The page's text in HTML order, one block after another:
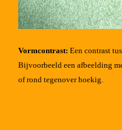
Vormcontrast: Een contrast
Bijvoorbeeld een afbeelding
of rond tegenover hoekig.